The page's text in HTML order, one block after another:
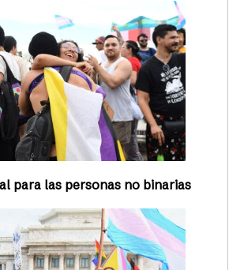
para las personas no binarias